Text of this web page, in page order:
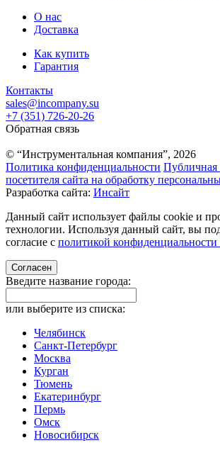
О нас
Доставка
Как купить
Гарантия
Контакты
sales@incompany.su
+7 (351) 726-20-26
Обратная связь
© “Инструментальная компания”, 2026
Политика конфиденциальности Публичная
посетителя сайта на обработку
Разработка сайта: Инсайт
Данный сайт использует файлы cookie и
технологии. Используя данный сайт, вы
согласие с политикой конфиденциальности
Согласен
Введите название города:
или выберите из списка:
Челябинск
Санкт-Петербург
Москва
Курган
Тюмень
Екатеринбург
Пермь
Омск
Новосибирск